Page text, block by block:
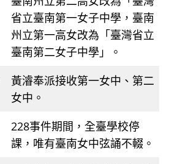
省立臺南第一女子中學，臺南
州立第一高女改為「臺灣省立
臺南第二女子中學」。
黃濬奉派接收第一女中、第二
女中。
228事件期間，全臺學校停
課，唯有臺南女中弦誦不輟。